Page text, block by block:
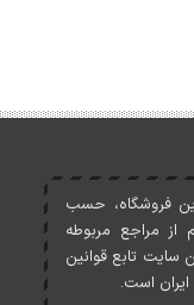
فروشگاه، حسب
از مراجع مربوطه
سايت تابع قوانين
است.